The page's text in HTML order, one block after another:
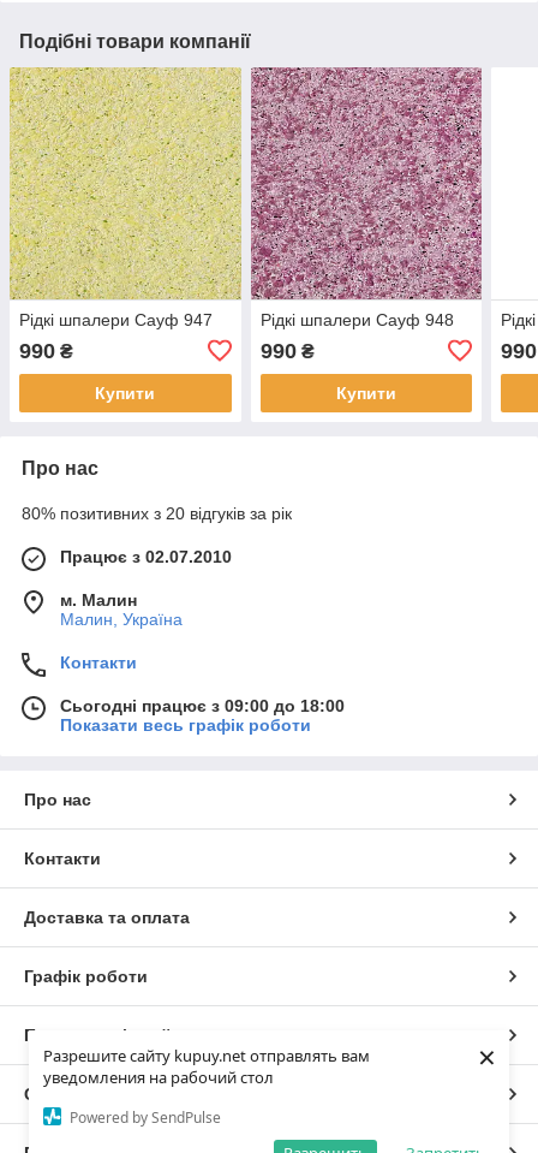
Разрешите сайту kupuy.net отправлять вам
уведомления на рабочий стол
Powered by SendPulse
×
Подібні товари компанії
Рідкі шпалери Сауф 947
990 ₴
Купити
Рідкі шпалери Сауф 948
990₴
Купити
990
Про нас
80% позитивних з 20 відгуків за рік
Працює з 02.07.2010
м. Малин
Малин, Україна
Контакти
Сьогодні працює з 09:00 до 18:00
Показати весь графік роботи
Про нас
Контакти
Доставка та оплата
Графік роботи
Повна версія сайту
Сайт створено на маркетплейсі